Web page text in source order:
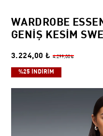
WARDROBE
GENIŞ KESIM
3.224,00 ₺ 4.299,00 ₺
%25 İNDİRİM